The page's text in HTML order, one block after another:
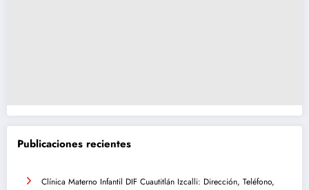
Publicaciones recientes
Clínica Materno Infantil DIF Cuautitlán Izcalli: Dirección, Teléfono,